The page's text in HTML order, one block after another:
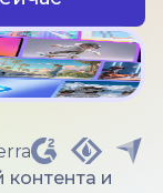
контента и